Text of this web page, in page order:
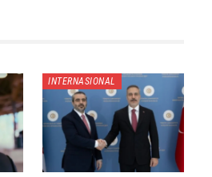
INTERNASIONAL